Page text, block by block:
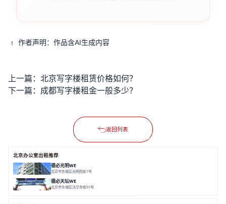
作者声明：作品含AI生成内容
上一篇： 北京写字楼租赁价格如何？
下一篇： 成都写字楼租金一般多少？
返回列表
北京办公室出租推荐
德必光明WE
北京市东城区光明西街1号
德必天坛WE
北京市东城区法华寺街91号